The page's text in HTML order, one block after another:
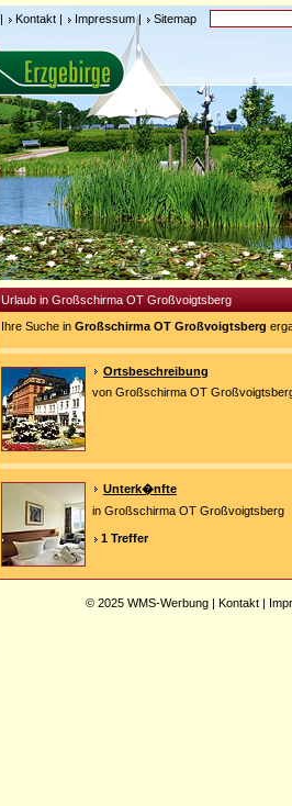
| Kontakt | Impressum| Sitemap
Urlaub in Großschirma OT Großvoigtsberg
Ihre Suche in Großschirma OT Großvoigtsberg
Ortsbeschreibung
von Großschirma OT
Unterk�nfte
in Großschirma OT Großvoigtsberg
1 Treffer
© 2025 WMS-Werbung | Kontakt |